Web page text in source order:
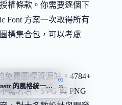
權條款。你需要逐個下
Font 方案一次取得所有
標集合包，可以考慮
免費圖標資源站。4784+
需署名、SVG 與 PNG
的風格統一性從哪來
01
23